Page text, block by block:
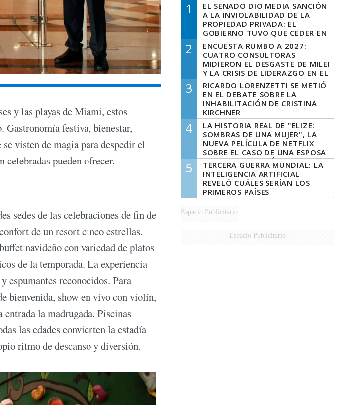
y las playas de Miami, estos
Gastronomía festiva, bienestar,
visten de magia para despedir el
celebradas pueden ofrecer.
sedes de las celebraciones de fin de
de un resort cinco estrellas.
navideño con variedad de platos
de la temporada. La experiencia
espumantes reconocidos. Para
bienvenida, show en vivo con violín,
la madrugada. Piscinas
las edades convierten la estadía
ritmo de descanso y diversión.
1
EL SENADO DIO MEDIA SANCIÓN
A LA INVIOLABILIDAD DE LA
PROPIEDAD PRIVADA: EL
GOBIERNO TUVO QUE CEDER EN
LA LEY DEL MANEJO DEL FUEGO
2
ENCUESTA RUMBO A 2027:
CUATRO CONSULTORAS
MIDIERON EL DESGASTE DE MILEI
Y LA CRISIS DE LIDERAZGO EN EL
PERONISMO
3
RICARDO LORENZETTI SE METIÓ
EN EL DEBATE SOBRE LA
INHABILITACIÓN DE CRISTINA
KIRCHNER
4
LA HISTORIA REAL DE "ELIZE:
SOMBRAS DE UNA MUJER", LA
NUEVA PELÍCULA DE NETFLIX
SOBRE EL CASO DE UNA ESPOSA
QUE DESCUARTIZÓ A SU
MARIDO
5
TERCERA GUERRA MUNDIAL: LA
INTELIGENCIA ARTIFICIAL
REVELÓ CUÁLES SERÍAN LOS
PRIMEROS PAÍSES
LATINOAMERICANOS EN SER
DERROTADOS
Espacio Publicitario
Espacio Publicitario